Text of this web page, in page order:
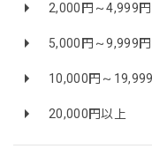
2,000円～4,999円
5,000円～9,999円
10,000円～
20,000円以上